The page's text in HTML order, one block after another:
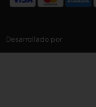
Desarrollado por